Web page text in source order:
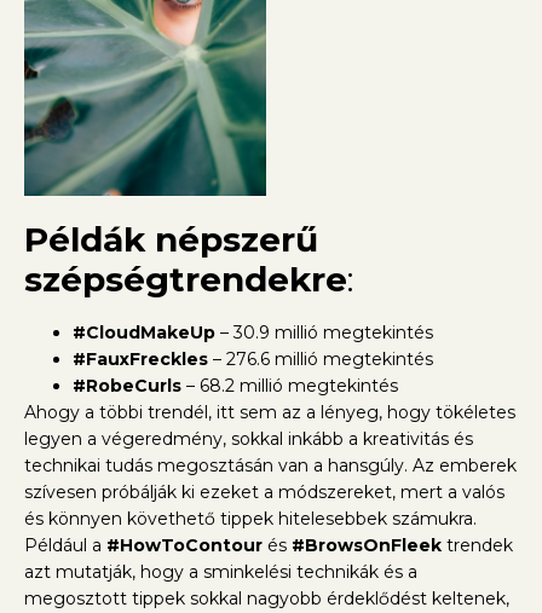
Példák népszerű
szépségtrendekre:
#CloudMakeUp – 30.9 millió megtekintés
#FauxFreckles – 276.6 millió megtekintés
#RobeCurls – 68.2 millió megtekintés
Ahogy a többi trendél, itt sem az a lényeg, hogy tökéletes
legyen a végeredmény, sokkal inkább a kreativitás és
technikai tudás megosztásán van a hansgúly. Az emberek
szívesen próbálják ki ezeket a módszereket, mert a valós
és könnyen követhető tippek hitelesebbek számukra.
Például a #HowToContour és #BrowsOnFleek trendek
azt mutatják, hogy a sminkelési technikák és a
megosztott tippek sokkal nagyobb érdeklődést keltenek,